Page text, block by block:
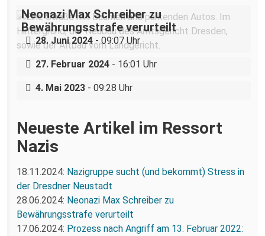
Neonazi Max Schreiber zu
Bewährungsstrafe verurteilt
28. Juni 2024 - 09:07 Uhr
Das Gewaltmonopol im Kindergarten:
Landesjugendamt will Kinderladen Conni
e.V. schließen.
27. Februar 2024 - 16:01 Uhr
4. Mai 2023 - 09:28 Uhr
Neueste Artikel im Ressort
Nazis
18.11.2024: Nazigruppe sucht (und bekommt) Stress in
der Dresdner Neustadt
28.06.2024: Neonazi Max Schreiber zu
Bewährungsstrafe verurteilt
17.06.2024: Prozess nach Angriff am 13. Februar 2022: